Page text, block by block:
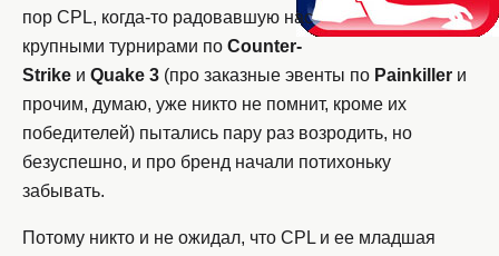
пор CPL, когда-то радовавшую нас
крупными турнирами по Counter-
Strike и Quake 3 (про заказные эвенты по Painkiller и
прочим, думаю, уже никто не помнит, кроме их
победителей) пытались пару раз возродить, но
безуспешно, и про бренд начали потихоньку
забывать.
Потому никто и не ожидал, что CPL и ее младшая